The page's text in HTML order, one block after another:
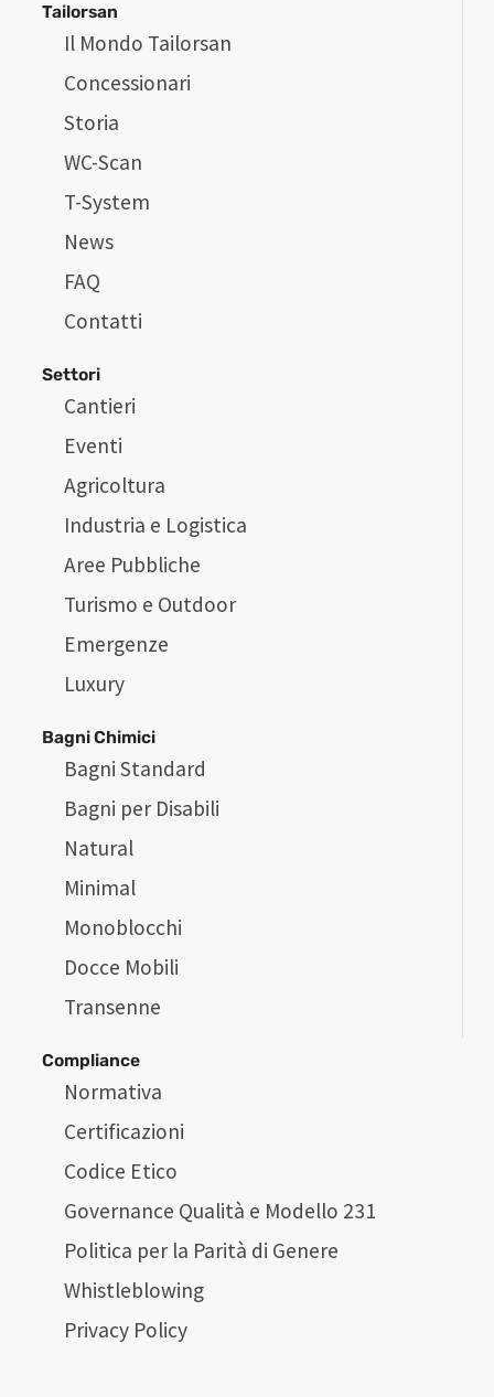
Tailorsan
Il Mondo Tailorsan
Concessionari
Storia
WC-Scan
T-System
News
FAQ
Contatti
Settori
Cantieri
Eventi
Agricoltura
Industria e Logistica
Aree Pubbliche
Turismo e Outdoor
Emergenze
Luxury
Bagni Chimici
Bagni Standard
Bagni per Disabili
Natural
Minimal
Monoblocchi
Docce Mobili
Transenne
Compliance
Normativa
Certificazioni
Codice Etico
Governance Qualità e Modello 231
Politica per la Parità di Genere
Whistleblowing
Privacy Policy